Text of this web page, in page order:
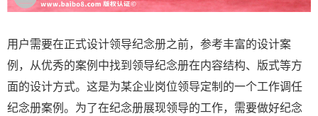
用户需要在正式设计领导纪念册之前，参考丰富的设计案
例，从优秀的案例中找到领导纪念册在内容结构、版式等方
面的设计方式。这是为某企业岗位领导定制的一个工作调任
纪念册案例。为了在纪念册展现领导的工作，需要做好纪念